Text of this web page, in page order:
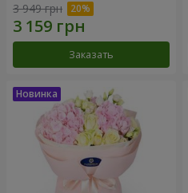
3 949 грн
Заказать